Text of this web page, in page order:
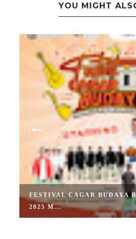
YOU MIGHT
FESTIVAL CAGAR BUDAYA
2025 M...